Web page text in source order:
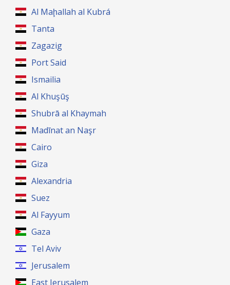
Al Maḩallah al Kubrá
Tanta
Zagazig
Port Said
Ismailia
Al Khuşūş
Shubrā al Khaymah
Madīnat an Naşr
Cairo
Giza
Alexandria
Suez
Al Fayyum
Gaza
Tel Aviv
Jerusalem
East Jerusalem